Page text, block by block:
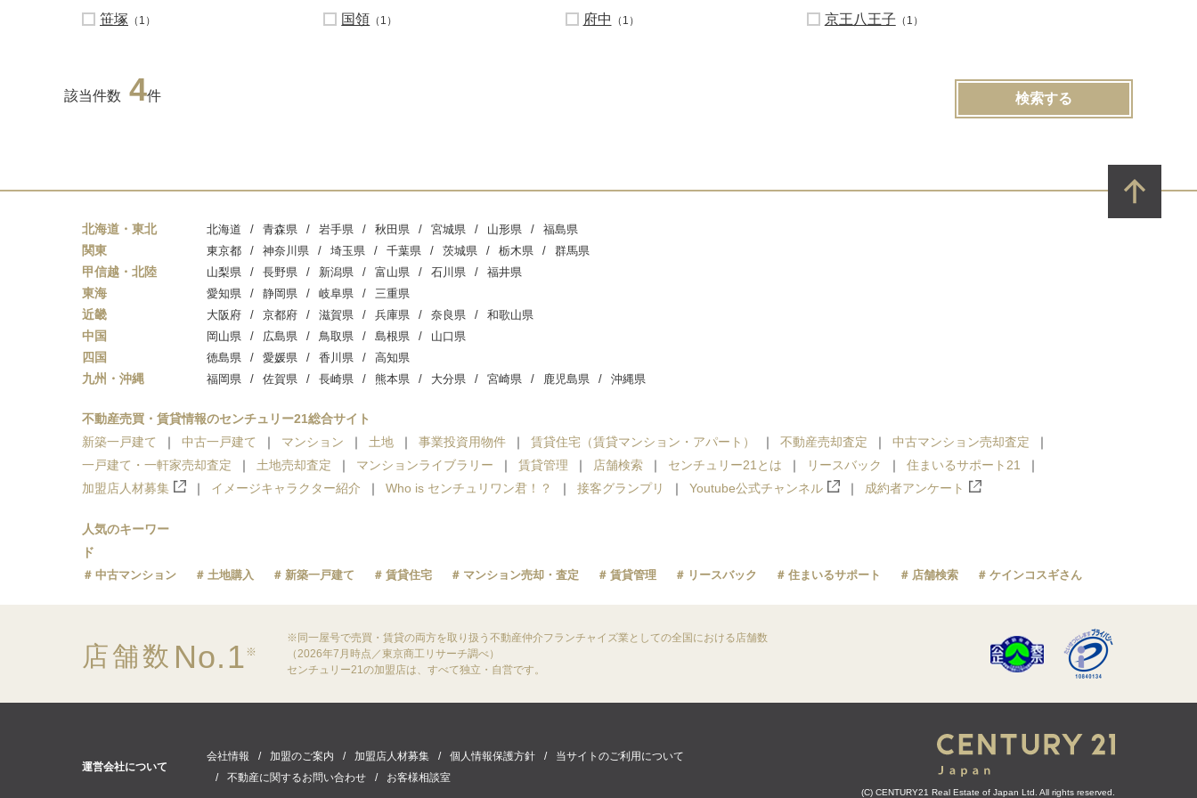
笹塚 （1） 国領 （1） 府中 （1） 京王八王子 （1）
該当件数 4件 検索する
北海道・東北 北海道 青森県 岩手県 秋田県 宮城県 山形県 福島県
関東 東京都 神奈川県 埼玉県 千葉県 茨城県 栃木県 群馬県
甲信越・北陸 山梨県 長野県 新潟県 富山県 石川県 福井県
東海 愛知県 静岡県 岐阜県 三重県
近畿 大阪府 京都府 滋賀県 兵庫県 奈良県 和歌山県
中国 岡山県 広島県 鳥取県 島根県 山口県
四国 徳島県 愛媛県 香川県 高知県
九州・沖縄 福岡県 佐賀県 長崎県 熊本県 大分県 宮崎県 鹿児島県 沖縄県
不動産売買・賃貸情報のセンチュリー21総合サイト
新築一戸建て
中古一戸建て マンション 土地 事業投資用物件 賃貸住宅（賃貸マンション・アパート） 不動産売却査定
中古マンション売却査定
一戸建て・一軒家売却査定
土地売却査定 マンションライブラリー 賃貸管理 店舗検索 センチュリー21とは リースバック
住まいるサポート21
加盟店人材募集
イメージキャラクター紹介 Who is センチュリワン君！？ 接客グランプリ Youtube公式チャンネル 成約者アンケート
人気のキーワー
ド
中古マンション 土地購入 新築一戸建て 賃貸住宅 マンション売却・査定 賃貸管理 リースバック 住まいるサポート 店舗検索 ケインコスギさん
店舗数 No.1 ※
※同一屋号で売買・賃貸の両方を取り扱う不動産仲介フランチャイズ業としての全国における店舗数
（2026年7月時点／東京商工リサーチ調べ）
センチュリー21の加盟店は、すべて独立・自営です。
運営会社について
会社情報 加盟のご案内 加盟店人材募集 個人情報保護方針
当サイトのご利用について
不動産に関するお問い合わせ
お客様相談室
(C) CENTURY21 Real Estate of Japan Ltd. All rights reserved.